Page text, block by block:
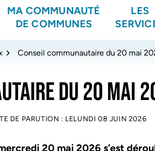
MA COMMUNAUTÉ
DE COMMUNES
LES
Conseil communautaire du 20 mai
DU 20 MAI
DE PARUTION : LELUNDI 08 JUIN 2026
20 mai 2026 s’est